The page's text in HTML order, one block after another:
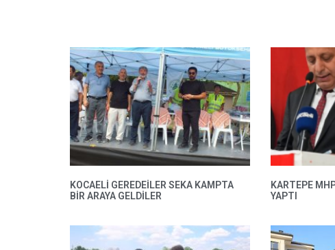
KOCAELİ GEREDEİLER SEKA KAMPTA
BİR ARAYA GELDİLER
KARTEPE
YAPTI